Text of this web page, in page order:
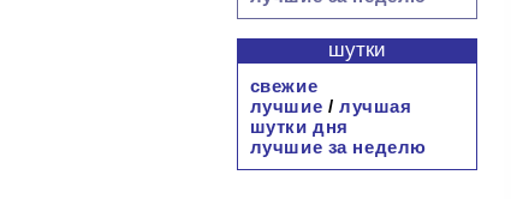
шутки
свежие
лучшие / лучшая
шутки дня
лучшие за неделю